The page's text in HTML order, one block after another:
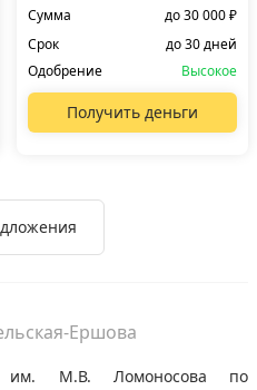
Сумма
до 30 000 ₽
Срок
до 30 дней
Одобрение
Высокое
Получить деньги
Ершова
им. М.В. Ломоносова по